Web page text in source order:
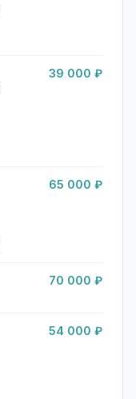
39 000 ₽
65 000 ₽
70 000 ₽
54 000 ₽